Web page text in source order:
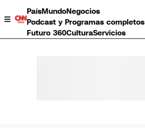
PaísMundoNegocios
Podcast y Programas completos
Futuro 360CulturaServicios